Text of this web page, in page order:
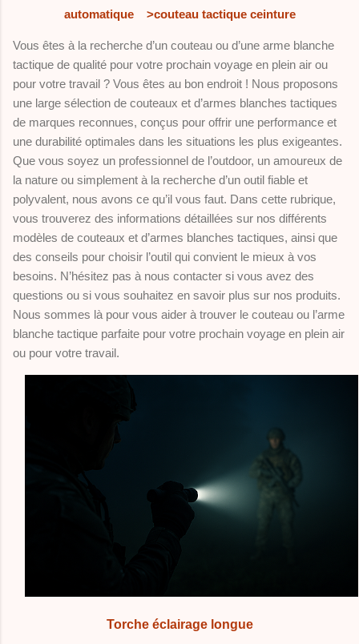
automatique >couteau tactique ceinture
Vous êtes à la recherche d’un couteau ou d’une arme blanche
tactique de qualité pour votre prochain voyage en plein air ou
pour votre travail ? Vous êtes au bon endroit ! Nous proposons
une large sélection de couteaux et d’armes blanches tactiques
de marques reconnues, conçus pour offrir une performance et
une durabilité optimales dans les situations les plus exigeantes.
Que vous soyez un professionnel de l’outdoor, un amoureux de
la nature ou simplement à la recherche d’un outil fiable et
polyvalent, nous avons ce qu’il vous faut. Dans cette rubrique,
vous trouverez des informations détaillées sur nos différents
modèles de couteaux et d’armes blanches tactiques, ainsi que
des conseils pour choisir l’outil qui convient le mieux à vos
besoins. N’hésitez pas à nous contacter si vous avez des
questions ou si vous souhaitez en savoir plus sur nos produits.
Nous sommes là pour vous aider à trouver le couteau ou l’arme
blanche tactique parfaite pour votre prochain voyage en plein air
ou pour votre travail.
Torche éclairage longue